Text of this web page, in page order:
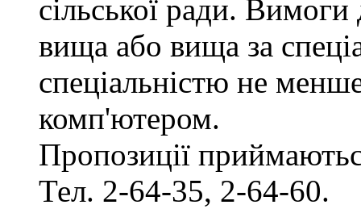
сільської ради. Вимоги
вища або вища за
спеціальністю не
комп'ютером.
Пропозиції
Тел. 2-64-35, 2-64-60.